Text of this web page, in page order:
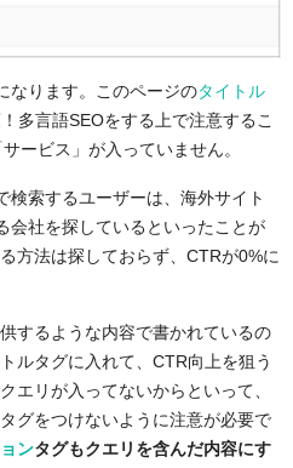
ります。 このページのタイトル
多言語SEOをする上で注意するこ
ービス」が入っていません。
検索するユーザーは、海外サイト
会社を探しているといったことが
方法は探しておらず、CTRが0%に
するような内容で書かれているの
ルタグに入れて、CTR向上を狙う
エリが入ってないからといって、
グをつけないように注意が必要で
ンタグもクエリを含んだ内容にす